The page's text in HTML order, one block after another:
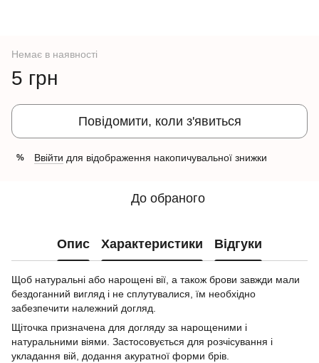
Немає в наявності
5 грн
Повідомити, коли з'явиться
% Ввійти для відображення накопичувальної знижки
До обраного
Опис Характеристики Відгуки
Щоб натуральні або нарощені вії, а також брови завжди мали
бездоганний вигляд і не сплутувалися, їм необхідно
забезпечити належний догляд.
Щіточка призначена для догляду за нарощеними і
натуральними віями. Застосовується для розчісування і
укладання вій, додання акуратної форми брів.